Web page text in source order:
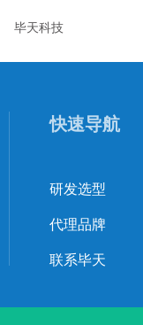
毕天科技
快速导航
研发选型
代理品牌
联系毕天